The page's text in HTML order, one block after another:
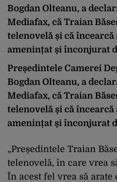
Bogdan Olteanu, a
Mediafax, că Traian
telenovelă și că încearcă
amenințat și înconjurat
Președintele Camerei
Bogdan Olteanu, a
Mediafax, că Traian
telenovelă și că încearcă
amenințat și înconjurat
„Președintele Traian
telenovelă, în care vrea
În acest fel vrea să arate